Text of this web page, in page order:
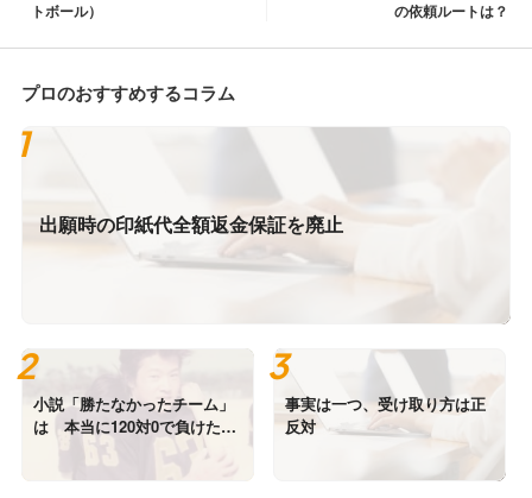
トボール） の依頼ルートは？
プロのおすすめするコラム
出願時の印紙代全額返金保証を廃止
小説「勝たなかったチーム」
は 本当に120対0で負けたの
か？ 写真は高校時代の私で
事実は一つ、受け取り方は正
反対